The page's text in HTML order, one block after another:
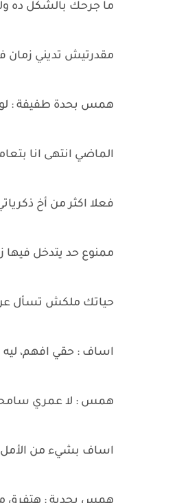
ما جرحك بالشكل ده
مقدرتيش تديني زمان
همس بحدة طفيفة :
الماضي انتهى انا
فعلا اكثر من أخ
ممنوع حد يتدخل
حياتك ملكش تسأل
اساف : حقي افهم، ليه
همس : لا عمري
اساف بشيء من الأمل